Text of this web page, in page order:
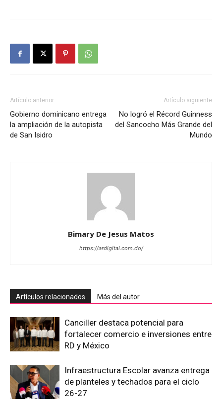
Artículo anterior
Gobierno dominicano entrega
la ampliación de la autopista
de San Isidro
Artículo siguiente
No logró el Récord Guinness
del Sancocho Más Grande del
Mundo
Bimary De Jesus Matos
https://ardigital.com.do/
Artículos relacionados Más del autor
Canciller destaca potencial para
fortalecer comercio e inversiones entre
RD y México
Infraestructura Escolar avanza entrega
de planteles y techados para el ciclo
26-27